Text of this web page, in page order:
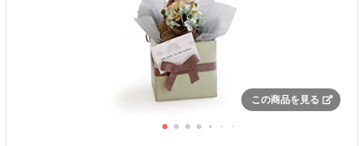
この商品を見る